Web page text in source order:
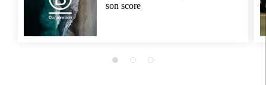
son score